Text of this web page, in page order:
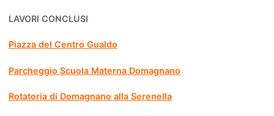
LAVORI CONCLUSI
Piazza del Centro Gualdo
Parcheggio Scuola Materna Domagnano
Rotatoria di Domagnano alla Serenella